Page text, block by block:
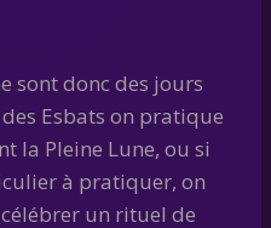
sont donc des jours
Esbats on pratique
la Pleine Lune, ou si
à pratiquer, on
un rituel de